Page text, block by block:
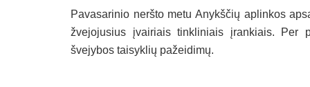
Pavasarinio neršto metu Anykščių aplinkos
žvejojusius įvairiais tinkliniais įrankiais. Per
švejybos taisyklių pažeidimų.